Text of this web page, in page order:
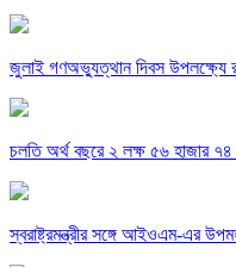
জুলাই গণঅভ্যুত্থান দিবস উপলক্ষ্যে
চলতি অর্থ বছরে ২ লক্ষ ৫৬ হাজার ৭৪
স্বরাষ্ট্রমন্ত্রীর সঙ্গে আইওএম-এর